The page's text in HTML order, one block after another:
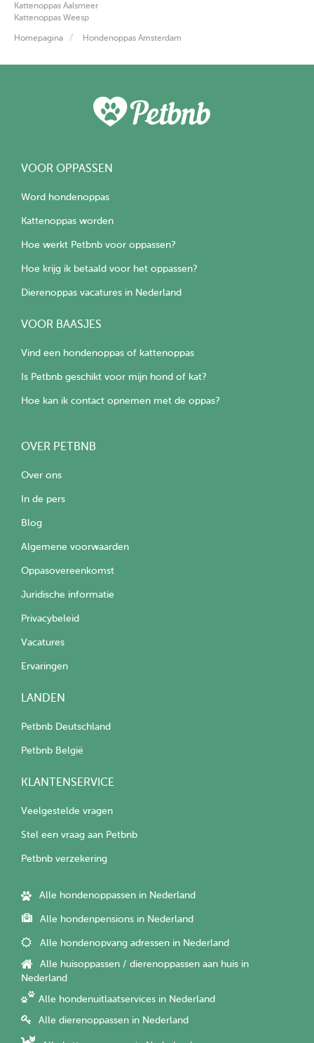
Kattenoppas Aalsmeer
Kattenoppas Weesp
Homepagina Hondenoppas Amsterdam
VOOR OPPASSEN
Word hondenoppas
Kattenoppas worden
Hoe werkt Petbnb voor oppassen?
Hoe krijg ik betaald voor het oppassen?
Dierenoppas vacatures in Nederland
VOOR BAASJES
Vind een hondenoppas of kattenoppas
Is Petbnb geschikt voor mijn hond of kat?
Hoe kan ik contact opnemen met de oppas?
OVER PETBNB
Over ons
In de pers
Blog
Algemene voorwaarden
Oppasovereenkomst
Juridische informatie
Privacybeleid
Vacatures
Ervaringen
LANDEN
Petbnb Deutschland
Petbnb België
KLANTENSERVICE
Veelgestelde vragen
Stel een vraag aan Petbnb
Petbnb verzekering
Alle hondenoppassen in Nederland
Alle hondenpensions in Nederland
Alle hondenopvang adressen in Nederland
Alle huisoppassen / dierenoppassen aan huis in
Nederland
Alle hondenuitlaatservices in Nederland
Alle dierenoppassen in Nederland